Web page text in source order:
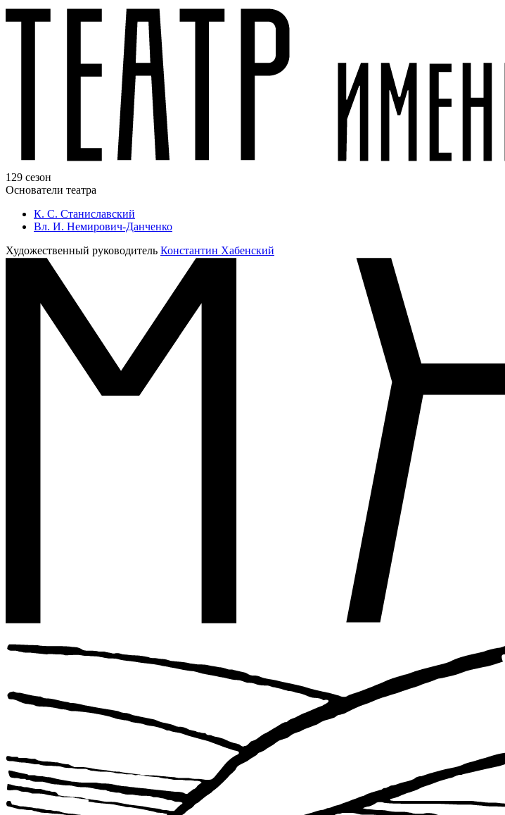
129 сезон
Основатели театра
К. С. Станиславский
Вл. И. Немирович-Данченко
Художественный руководитель Константин Хабенский